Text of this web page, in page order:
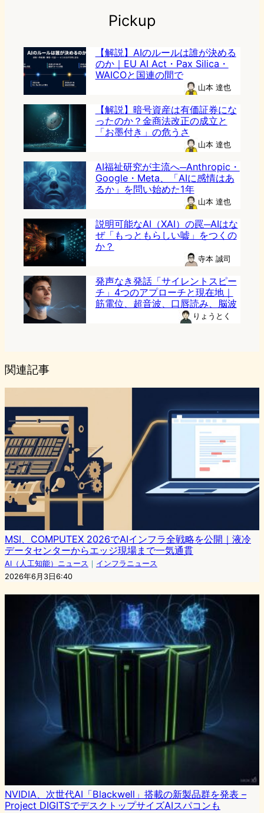
Pickup
【解説】AIのルールは誰が決める
のか｜EU AI Act・Pax Silica・
WAICOと国連の間で
山本 達也
【解説】暗号資産は有価証券にな
ったのか？金商法改正の成立と
「お墨付き」の危うさ
山本 達也
AI福祉研究が主流へ─Anthropic・
Google・Meta、「AIに感情はあ
るか」を問い始めた1年
山本 達也
説明可能なAI（XAI）の罠─AIはな
ぜ「もっともらしい嘘」をつくの
か？
寺本 誠司
発声なき発話「サイレントスピー
チ」4つのアプローチと現在地｜
筋電位、超音波、口唇読み、脳波
りょうとく
関連記事
MSI、COMPUTEX 2026でAIインフラ全戦略を公開｜液冷
データセンターからエッジ現場まで一気通貫
AI（人工知能）ニュース ｜ インフラニュース
2026年6月3日6:40
NVIDIA、次世代AI「Blackwell」搭載の新製品群を発表 –
Project DIGITSでデスクトップサイズAIスパコンも